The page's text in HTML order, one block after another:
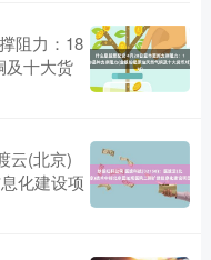
阻力：18
及十大货
云(北京)
化建设项